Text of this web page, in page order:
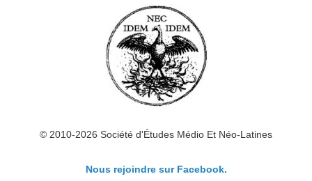
© 2010-2026 Société d'Études Médio Et Néo-Latines
Nous rejoindre sur Facebook.